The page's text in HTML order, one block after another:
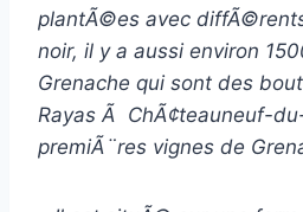
plantÃ©es avec
noir, il y a aussi environ
Grenache qui sont des
Rayas Ã ChÃ¢teauneuf-
premiÃ¨res vignes de